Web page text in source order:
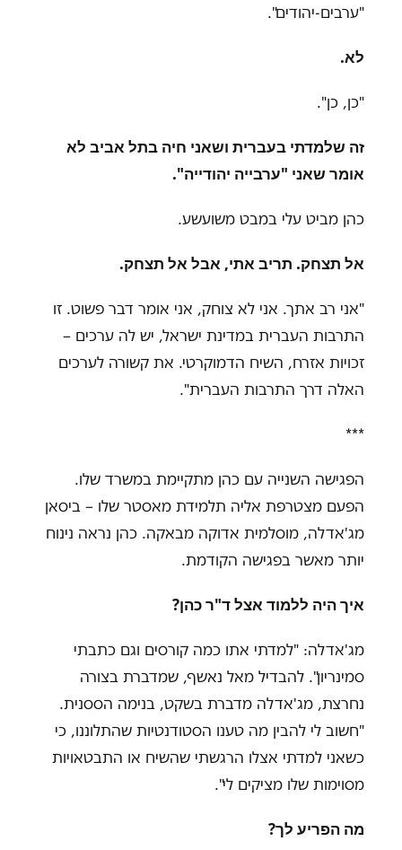
"ערבים-יהודים".
לא.
"כן, כן"
.
זה שלמדתי בעברית ושאני חיה בתל אביב לא
אומר שאני "ערבייה יהודייה"
.
כהן מביט עלי במבט משועשע.
אל תצחק. תריב אתי, אבל אל תצחק.
"אני רב אתך. אני לא צוחק, אני אומר דבר פשוט. זו
התרבות העברית במדינת ישראל, יש לה ערכים –
זכויות אזרח, השיח הדמוקרטי. את קשורה לערכים
האלה דרך התרבות העברית"
.
***
הפגישה השנייה עם כהן מתקיימת במשרד שלו.
הפעם מצטרפת אליה תלמידת מאסטר שלו – ביסאן
מג'אדלה, מוסלמית אדוקה מבאקה. כהן נראה נינוח
יותר מאשר בפגישה הקודמת.
איך היה ללמוד אצל ד"ר כהן?
מג'אדלה: "למדתי אתו כמה קורסים וגם כתבתי
סמינריון". להבדיל מאל נאשף, שמדברת בצורה
נחרצת, מג'אדלה מדברת בשקט, בנימה הססנית.
"חשוב לי להבין מה טענו הסטודנטיות שהתלוננו, כי
כשאני למדתי אצלו הרגשתי שהשיח או התבטאויות
מסוימות שלו מציקים לי".
מה הפריע לך?